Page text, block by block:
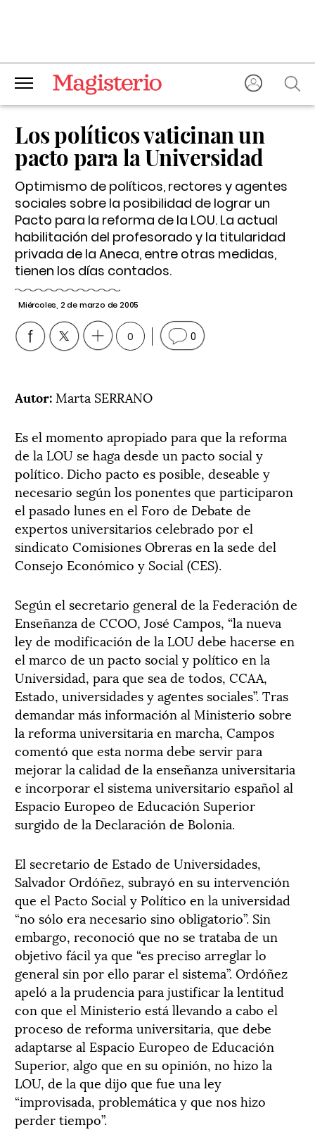
Los políticos vaticinan un
pacto para la Universidad
Optimismo de políticos, rectores y agentes
sociales sobre la posibilidad de lograr un
Pacto para la reforma de la LOU. La actual
habilitación del profesorado y la titularidad
privada de la Aneca, entre otras medidas,
tienen los días contados.
Miércoles, 2 de marzo de 2005
0 0
Autor: Marta SERRANO
Es el momento apropiado para que la reforma
de la LOU se haga desde un pacto social y
político. Dicho pacto es posible, deseable y
necesario según los ponentes que participaron
el pasado lunes en el Foro de Debate de
expertos universitarios celebrado por el
sindicato Comisiones Obreras en la sede del
Consejo Económico y Social (CES).
Según el secretario general de la Federación de
Enseñanza de CCOO, José Campos, “la nueva
ley de modificación de la LOU debe hacerse en
el marco de un pacto social y político en la
Universidad, para que sea de todos, CCAA,
Estado, universidades y agentes sociales”. Tras
demandar más información al Ministerio sobre
la reforma universitaria en marcha, Campos
comentó que esta norma debe servir para
mejorar la calidad de la enseñanza universitaria
e incorporar el sistema universitario español al
Espacio Europeo de Educación Superior
surgido de la Declaración de Bolonia.
El secretario de Estado de Universidades,
Salvador Ordóñez, subrayó en su intervención
que el Pacto Social y Político en la universidad
“no sólo era necesario sino obligatorio”. Sin
embargo, reconoció que no se trataba de un
objetivo fácil ya que “es preciso arreglar lo
general sin por ello parar el sistema”. Ordóñez
apeló a la prudencia para justificar la lentitud
con que el Ministerio está llevando a cabo el
proceso de reforma universitaria, que debe
adaptarse al Espacio Europeo de Educación
Superior, algo que en su opinión, no hizo la
LOU, de la que dijo que fue una ley
“improvisada, problemática y que nos hizo
perder tiempo”.